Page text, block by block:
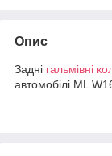
Опис
Задні гальмівні
автомобілі ML